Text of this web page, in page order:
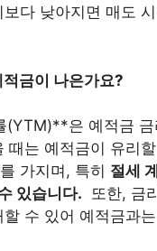
다 낮아지면 매도
금이 나은가요?
은 예적금
때는 예적금이 유리
가지며, 특히 절세
있습니다. 또한, 금
수 있어 예적금과